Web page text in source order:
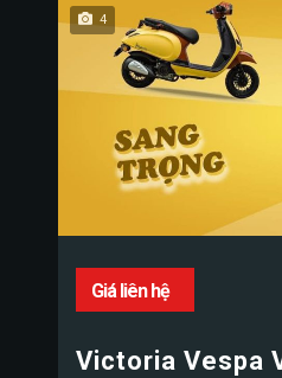
4
Giá liên hệ
Victoria Vespa